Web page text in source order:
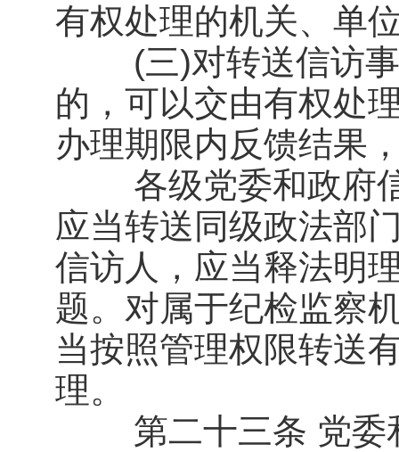
有权处理的机关、单
(三)对转送信访事
的，可以交由有权处
办理期限内反馈结果
各级党委和政府信
应当转送同级政法部
信访人，应当释法明
题。对属于纪检监察
当按照管理权限转送
理。
第二十三条 党委和